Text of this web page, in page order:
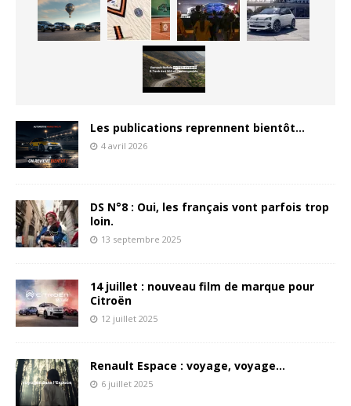
Les publications reprennent bientôt…
4 avril 2026
DS N°8 : Oui, les français vont parfois trop
loin.
13 septembre 2025
14 juillet : nouveau film de marque pour
Citroën
12 juillet 2025
Renault Espace : voyage, voyage…
6 juillet 2025